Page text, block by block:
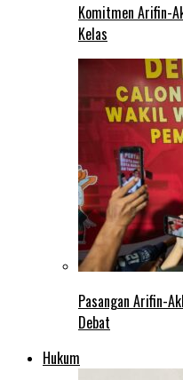
Komitmen Arifin-
Kelas
Pasangan Arifin-
Debat
Hukum